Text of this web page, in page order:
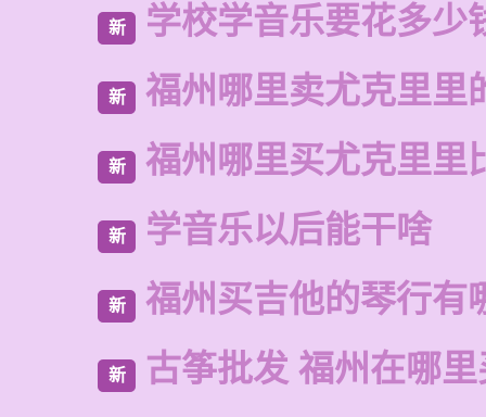
新 学校学音乐要花多少
新 福州哪里卖尤克里里
新 福州哪里买尤克里里
新 学音乐以后能干啥
新 福州买吉他的琴行有
新 古筝批发 福州在哪